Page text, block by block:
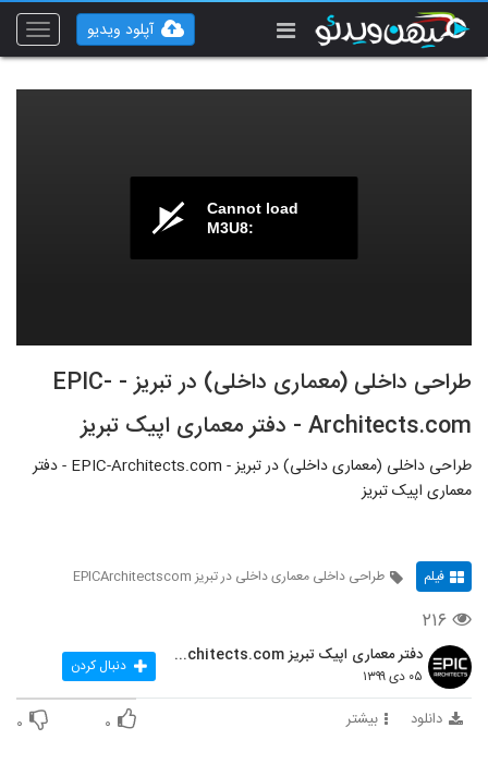
Toggle
آپلود ویدیو
Cannot load
M3U8:
طراحی داخلی (معماری داخلی) در تبریز - EPIC-
Architects.com - دفتر معماری اپیک تبریز
طراحی داخلی (معماری داخلی) در تبریز - EPIC-Architects.com - دفتر
معماری اپیک تبریز
فیلم طراحی داخلی معماری داخلی در تبریز EPICArchitectscom
۲۱۶
دفتر معماری اپیک تبریز EPIC-Architects.com
۰۵ دی ۱۳۹۹ دنبال کردن
دانلود بیشتر ۰ ۰